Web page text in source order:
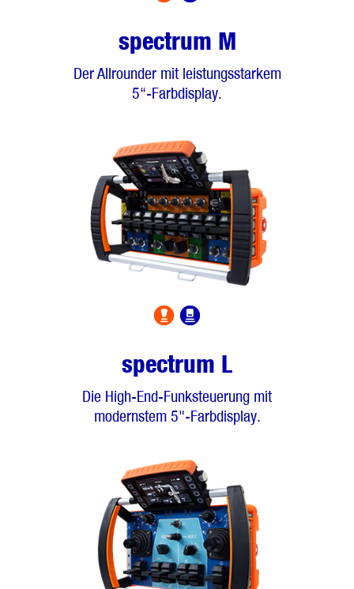
spectrum M
Der Allrounder mit leistungsstarkem
5“-Farbdisplay.
spectrum L
Die High-End-Funksteuerung mit
modernstem 5"-Farbdisplay.